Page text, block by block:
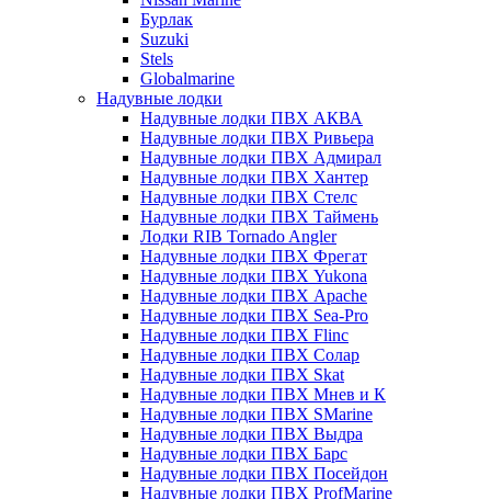
Бурлак
Suzuki
Stels
Globalmarine
Надувные лодки
Надувные лодки ПВХ АКВА
Надувные лодки ПВХ Ривьера
Надувные лодки ПВХ Адмирал
Надувные лодки ПВХ Хантер
Надувные лодки ПВХ Стелс
Надувные лодки ПВХ Таймень
Лодки RIB Tornado Angler
Надувные лодки ПВХ Фрегат
Надувные лодки ПВХ Yukona
Надувные лодки ПВХ Apache
Надувные лодки ПВХ Sea-Pro
Надувные лодки ПВХ Flinc
Надувные лодки ПВХ Солар
Надувные лодки ПВХ Skat
Надувные лодки ПВХ Мнев и К
Надувные лодки ПВХ SMarine
Надувные лодки ПВХ Выдра
Надувные лодки ПВХ Барс
Надувные лодки ПВХ Посейдон
Надувные лодки ПВХ ProfMarine